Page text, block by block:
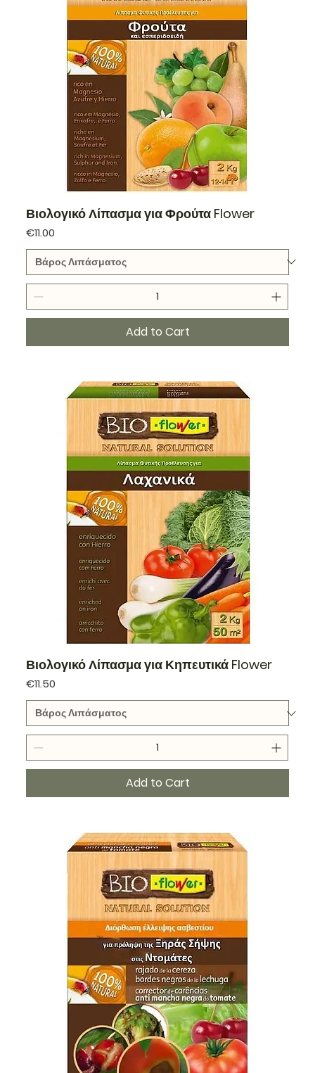
Βιολογικό Λίπασμα για Φρούτα Flower
Price
€11.00
Add to Cart
Βιολογικό Λίπασμα για Κηπευτικά Flower
Price
€11.50
Add to Cart